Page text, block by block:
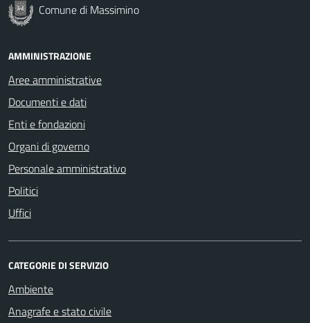
Comune di Massimino
AMMINISTRAZIONE
Aree amministrative
Documenti e dati
Enti e fondazioni
Organi di governo
Personale amministrativo
Politici
Uffici
CATEGORIE DI SERVIZIO
Ambiente
Anagrafe e stato civile